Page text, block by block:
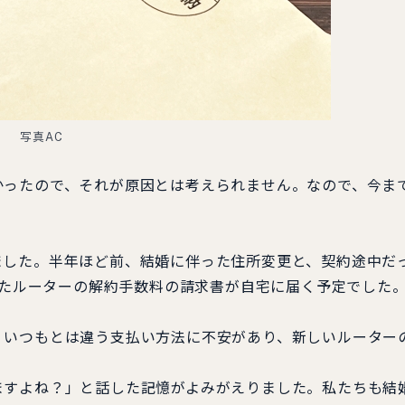
写真AC
ので、それが原因とは考えられません。なので、今ま
。半年ほど前、結婚に伴った住所変更と、契約途中だ
ーターの解約手数料の請求書が自宅に届く予定でした。
もとは違う支払い方法に不安があり、新しいルーター
ね？」と話した記憶がよみがえりました。私たちも結